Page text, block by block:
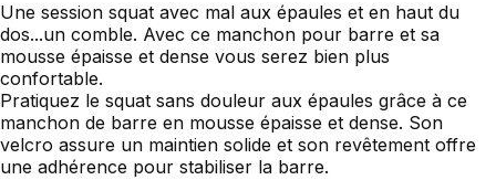
Une session squat avec mal aux épaules et en haut du
dos...un comble. Avec ce manchon pour barre et sa
mousse épaisse et dense vous serez bien plus
confortable.
Pratiquez le squat sans douleur aux épaules grâce à ce
manchon de barre en mousse épaisse et dense. Son
velcro assure un maintien solide et son revêtement offre
une adhérence pour stabiliser la barre.